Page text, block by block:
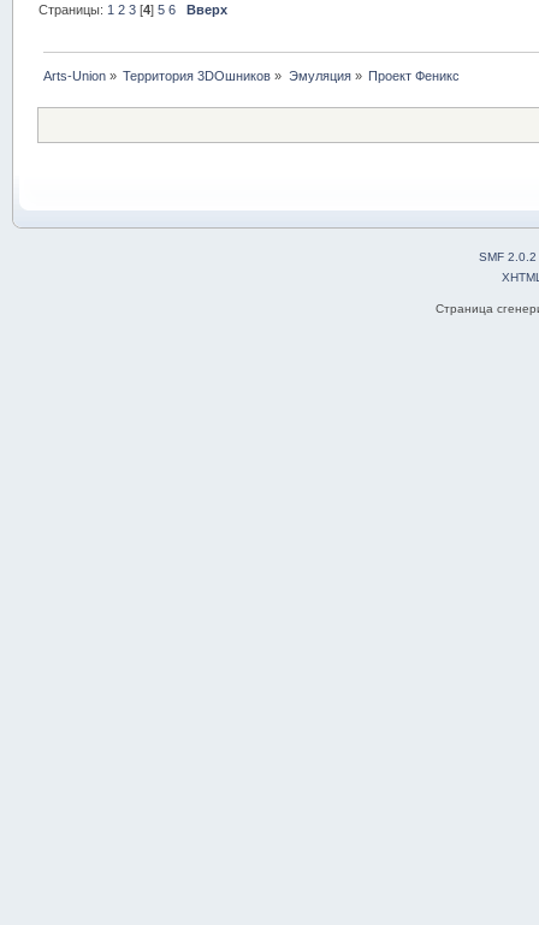
Страницы: 1 2 3 [4]5 6 Вверх
Arts-Union » Территория 3DOшников » Эмуляция» Проект Феникс
SMF 2.0.2
Страница